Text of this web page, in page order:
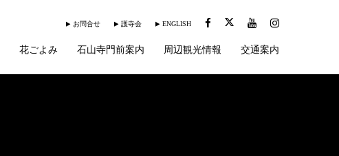
お問合せ 護寺会 ENGLISH
花ごよみ 石山寺門前案内 周辺観光情報 交通案内